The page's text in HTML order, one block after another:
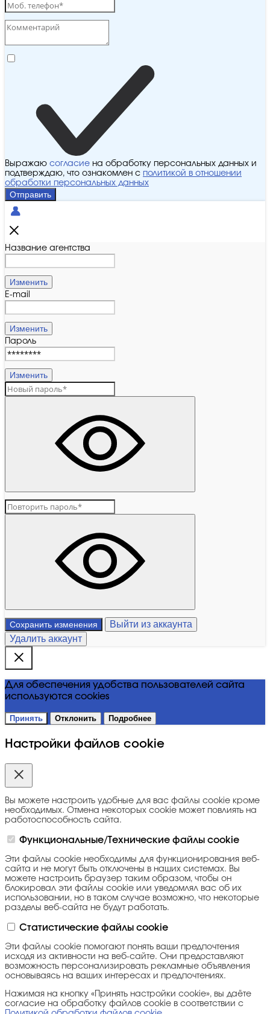
Выражаю согласие на обработку персональных данных и
подтверждаю, что ознакомлен с политикой в отношении
обработки персональных данных
Отправить
Название агентства
Изменить
E-mail
Изменить
Пароль
Изменить
Сохранить изменения
Выйти из аккаунта
Удалить аккаунт
Для обеспечения удобства пользователей сайта
используются cookies
Принять Отклонить Подробнее
Настройки файлов cookie
Вы можете настроить удобные для вас файлы cookie кроме
необходимых. Отмена некоторых cookie может повлиять на
работоспособность сайта.
Функциональные/Технические файлы cookie
Эти файлы cookie необходимы для функционирования веб-
сайта и не могут быть отключены в наших системах. Вы
можете настроить браузер таким образом, чтобы он
блокировал эти файлы cookie или уведомлял вас об их
использовании, но в таком случае возможно, что некоторые
разделы веб-сайта не будут работать.
Статистические файлы cookie
Эти файлы cookie помогают понять ваши предпочтения
исходя из активности на веб-сайте. Они предоставляют
возможность персонализировать рекламные объявления
основываясь на ваших интересах и предпочтениях.
Нажимая на кнопку «Принять настройки cookie», вы даёте
согласие на обработку файлов cookie в соответствии с